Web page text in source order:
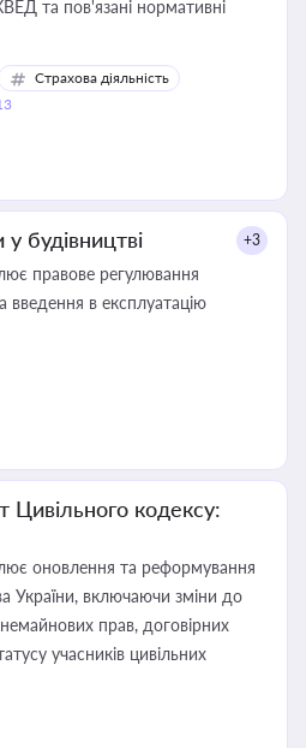
та пов'язані нормативні
Страхова діяльність
будівництві +3
правове регулювання
введення в експлуатацію
Цивільного кодексу:
оновлення та реформування
України, включаючи зміни до
прав, договірних
учасників цивільних